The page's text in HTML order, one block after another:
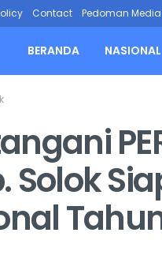
Contact Pedoman Media
BERANDA NASIONAL
Solok